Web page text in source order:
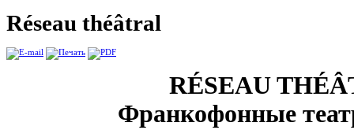
Réseau théâtral
RÉSEAU
Франкофонные